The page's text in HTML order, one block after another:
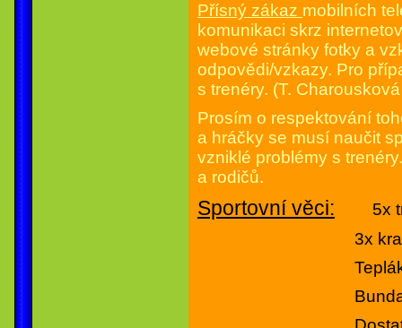
Přísný zákaz mobilních
komunikaci skrz
webové stránky fotky a
odpovědi/vzkazy. Pro
s trenéry. (T.
Prosím o respektování
a hráčky se musí naučit
vzniklé problémy s
a rodičů.
Sportovní věci:
5x
3x
Tepláky a